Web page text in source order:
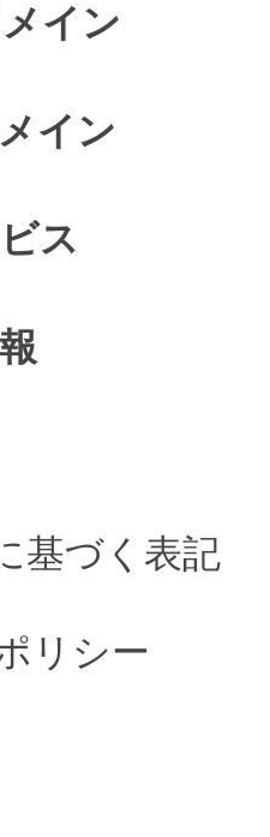
イン
イン
ス
基づく表記
リシー